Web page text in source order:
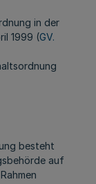
in der
1999 (GV.
besteht
auf